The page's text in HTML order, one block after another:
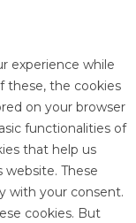
experience while
these, the cookies
on your browser
functionalities of
that help us
website. These
with your consent.
cookies. But